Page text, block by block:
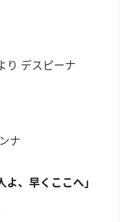
り デスピーナ
ナ
よ、早くここへ」